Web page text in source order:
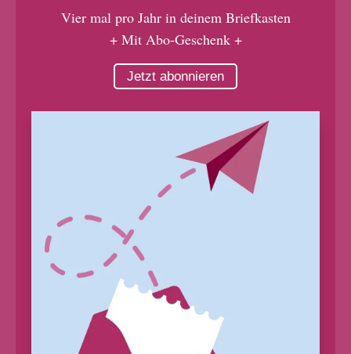
Vier mal pro Jahr in deinem Briefkasten
+ Mit Abo-Geschenk +
Jetzt abonnieren